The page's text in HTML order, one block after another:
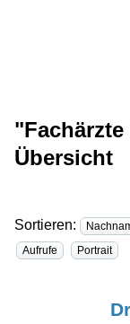
Übersicht
Sortieren:
Aufrufe
Portrait